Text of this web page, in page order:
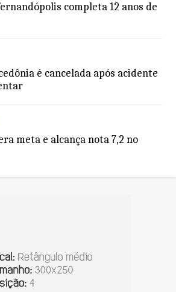
completa 12 anos de
é cancelada após acidente
meta e alcança nota 7,2 no